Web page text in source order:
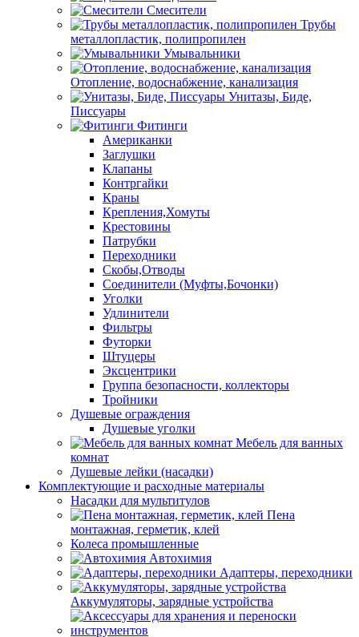
Смесители
Трубы
металлопластик, полипропилен
Умывальники
Отопление, водоснабжение, канализация
Унитазы, Биде,
Писсуары
Фитинги
Американки
Заглушки
Клапаны
Контргайки
Краны
Крепления,Хомуты
Крестовины
Патрубки
Переходники
Скобы,Отводы
Соединители (Муфты,Бочонки)
Уголки
Удлинители
Фильтры
Футорки
Штуцеры
Эксцентрики
Группа безопасности, коллекторы
Тройники
Душевые ограждения
Душевые уголки
Мебель для ванных
комнат
Душевые лейки (насадки)
Комплектующие и расходные материалы
Насадки для мультитулов
Пена
монтажная, герметик, клей
Колеса промышленные
Автохимия
Адаптеры, переходники
Аккумуляторы, зарядные устройства